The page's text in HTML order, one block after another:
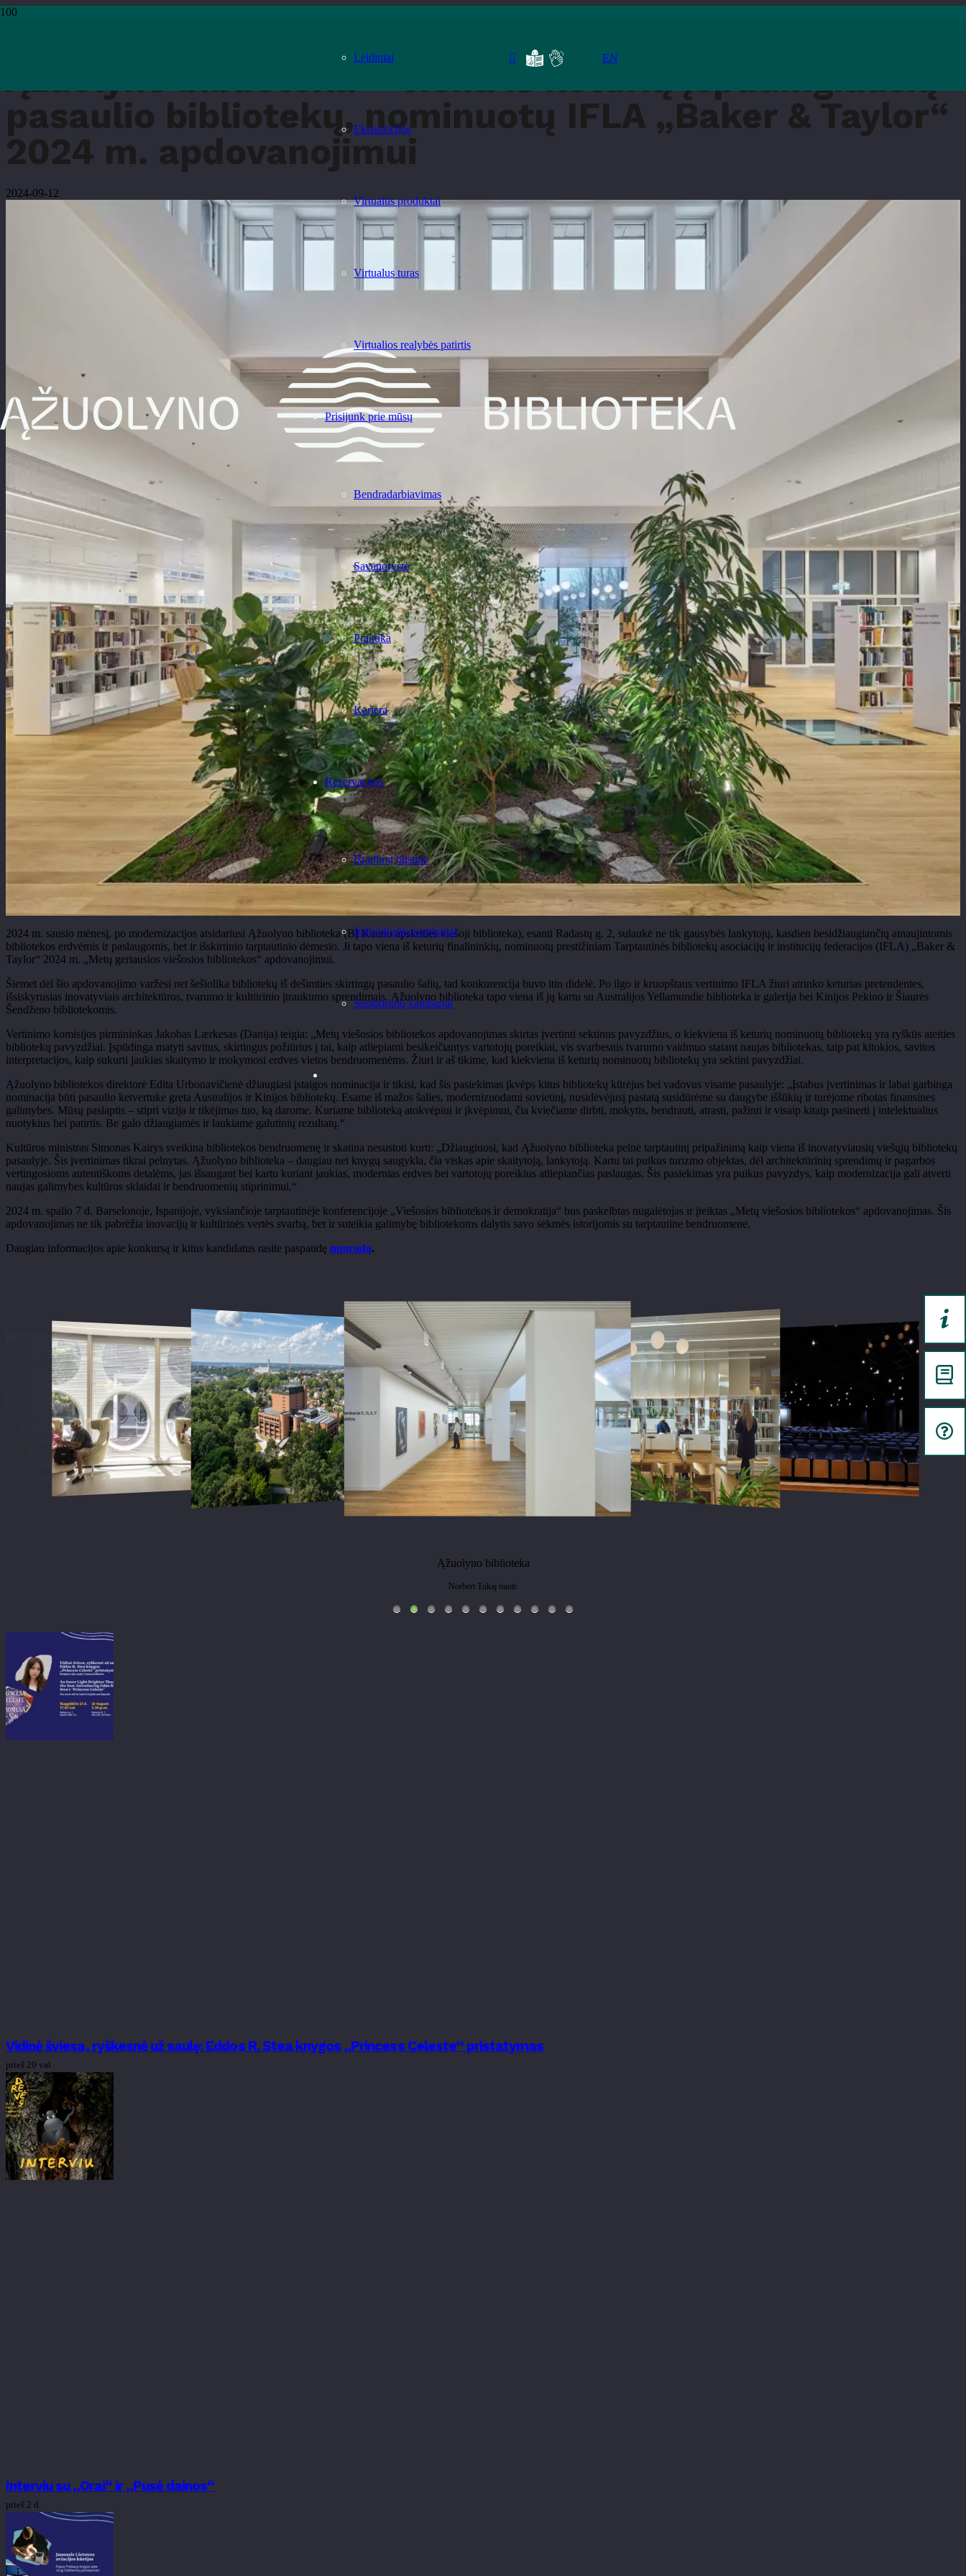
Leidiniai
Ekspozicijos
Virtualūs produktai
Virtualus turas
Virtualios realybės patirtis
Prisijunk prie mūsų
Bendradarbiavimas
Savanorystė
Praktika
Karjera
Rezervacijos
Išradimų būstinė
Individualūs kambariai
Susibūrimų kambariai
EN
Pradžia
Ąžuolyno biblioteka – viena iš keturių įspūdingiausių
pasaulio bibliotekų, nominuotų IFLA „Baker & Taylor“
2024 m. apdovanojimui
2024-09-12
2024 m. sausio mėnesį, po modernizacijos atsidariusi Ąžuolyno biblioteka (BĮ Kauno apskrities viešoji biblioteka), esanti Radastų g. 2, sulaukė ne tik gausybės lankytojų, kasdien besidžiaugiančių atnaujintomis
bibliotekos erdvėmis ir paslaugomis, bet ir išskirtinio tarptautinio dėmesio. Ji tapo viena iš keturių finalininkių, nominuotų prestižiniam Tarptautinės bibliotekų asociacijų ir institucijų federacijos (IFLA) „Baker &
Taylor“ 2024 m. „Metų geriausios viešosios bibliotekos“ apdovanojimui.
Šiemet dėl šio apdovanojimo varžėsi net šešiolika bibliotekų iš dešimties skirtingų pasaulio šalių, tad konkurencija buvo itin didelė. Po ilgo ir kruopštaus vertinimo IFLA žiuri atrinko keturias pretendentes,
išsiskyrusias inovatyviais architektūros, tvarumo ir kultūrinio įtraukumo sprendimais. Ąžuolyno biblioteka tapo viena iš jų kartu su Australijos Yellamundie biblioteka ir galerija bei Kinijos Pekino ir Šiaurės
Šendženo bibliotekomis.
Vertinimo komisijos pirmininkas Jakobas Lærkesas (Danija) teigia: „Metų viešosios bibliotekos apdovanojimas skirtas įvertinti sektinus pavyzdžius, o kiekviena iš keturių nominuotų bibliotekų yra ryškūs ateities
bibliotekų pavyzdžiai. Įspūdinga matyti savitus, skirtingus požiūrius į tai, kaip atliepiami besikeičiantys vartotojų poreikiai, vis svarbesnis tvarumo vaidmuo statant naujas bibliotekas, taip pat kitokios, savitos
interpretacijos, kaip sukurti jaukias skaitymo ir mokymosi erdves vietos bendruomenėms. Žiuri ir aš tikime, kad kiekviena iš keturių nominuotų bibliotekų yra sektini pavyzdžiai.
Ąžuolyno bibliotekos direktorė Edita Urbonavičienė džiaugiasi įstaigos nominacija ir tikisi, kad šis pasiekimas įkvėps kitus bibliotekų kūrėjus bei vadovus visame pasaulyje: „Įstabus įvertinimas ir labai garbinga
nominacija būti pasaulio ketvertuke greta Australijos ir Kinijos bibliotekų. Esame iš mažos šalies, modernizuodami sovietinį, nusidėvėjusį pastatą susidūrėme su daugybe iššūkių ir turėjome ribotas finansines
galimybes. Mūsų paslaptis – stipri vizija ir tikėjimas tuo, ką darome. Kuriame biblioteką atokvėpiui ir įkvėpimui, čia kviečiame dirbti, mokytis, bendrauti, atrasti, pažinti ir visaip kitaip pasinerti į intelektualius
nuotykius bei patirtis. Be galo džiaugiamės ir laukiame galutinių rezultatų.“
Kultūros ministras Simonas Kairys sveikina bibliotekos bendruomenę ir skatina nesustoti kurti: „Džiaugiuosi, kad Ąžuolyno biblioteka pelnė tarptautinį pripažinimą kaip viena iš inovatyviausių viešųjų bibliotekų
pasaulyje. Šis įvertinimas tikrai pelnytas. Ąžuolyno biblioteka – daugiau nei knygų saugykla, čia viskas apie skaitytoją, lankytoją. Kartu tai puikus turizmo objektas, dėl architektūrinių sprendimų ir pagarbos
vertingosioms autentiškoms detalėms, jas išsaugant bei kartu kuriant jaukias, modernias erdves bei vartotojų poreikius atliepiančias paslaugas. Šis pasiekimas yra puikus pavyzdys, kaip modernizacija gali atverti
naujas galimybes kultūros sklaidai ir bendruomenių stiprinimui.“
2024 m. spalio 7 d. Barselonoje, Ispanijoje, vyksiančioje tarptautinėje konferencijoje „Viešosios bibliotekos ir demokratija“ bus paskelbtas nugalėtojas ir įteiktas „Metų viešosios bibliotekos“ apdovanojimas. Šis
apdovanojimas ne tik pabrėžia inovacijų ir kultūrinės vertės svarbą, bet ir suteikia galimybę bibliotekoms dalytis savo sėkmės istorijomis su tarptautine bendruomene.
Daugiau informacijos apie konkursą ir kitus kandidatus rasite paspaudę nuorodą.
Ąžuolyno biblioteka
Norbert Tukaj nuotr.
Vidinė šviesa, ryškesnė už saulę: Eddos R. Stea knygos „Princess Celeste“ pristatymas
prieš 20 val
Interviu su „Orai“ ir „Pusė dainos“
prieš 2 d.